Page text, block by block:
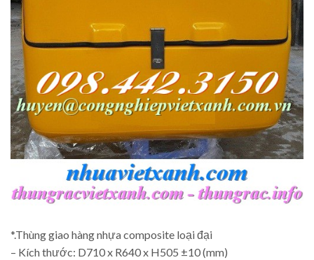
*.Thùng giao hàng nhựa composite loại đại
– Kích thước: D710 x R640 x H505 ±10 (mm)